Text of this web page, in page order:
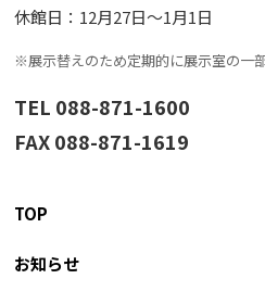
休館日：12月27日〜1月1日
※展示替えのため定期的に展示室の一部
TEL 088-871-1600
FAX 088-871-1619
TOP
お知らせ